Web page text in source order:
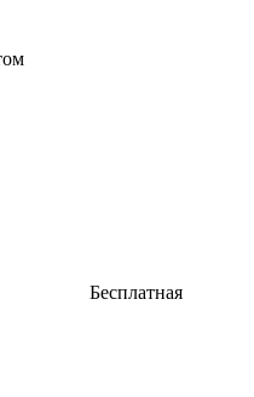
Бесплатная